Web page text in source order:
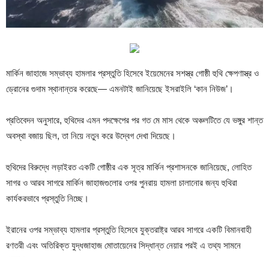
মার্কিন জাহাজে সম্ভাব্য হামলার প্রস্তুতি হিসেবে ইয়েমেনের সশস্ত্র গোষ্ঠী হুথি ক্ষেপণাস্ত্র ও
ড্রোনের গুদাম স্থানান্তর করেছে— এমনটাই জানিয়েছে ইসরাইলি ‘কান নিউজ’।
প্রতিবেদন অনুসারে, হুথিদের এমন পদক্ষেপের পর গত মে মাস থেকে অঞ্চলটিতে যে ভঙ্গুর শান্ত
অবস্থা বজায় ছিল, তা নিয়ে নতুন করে উদ্বেগ দেখা দিয়েছে।
হুথিদের বিরুদ্ধে লড়াইরত একটি গোষ্ঠীর এক সূত্র মার্কিন প্রশাসনকে জানিয়েছে, লোহিত
সাগর ও আরব সাগরে মার্কিন জাহাজগুলোর ওপর পুনরায় হামলা চালানোর জন্য হুথিরা
কার্যকরভাবে প্রস্তুতি নিচ্ছে।
ইরানের ওপর সম্ভাব্য হামলার প্রস্তুতি হিসেবে যুক্তরাষ্ট্র আরব সাগরে একটি বিমানবাহী
রণতরী এবং অতিরিক্ত যুদ্ধজাহাজ মোতায়েনের সিদ্ধান্ত নেয়ার পরই এ তথ্য সামনে